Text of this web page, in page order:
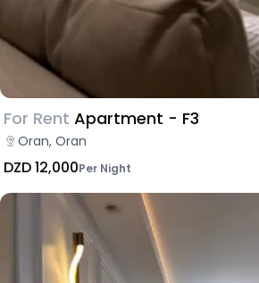
For Rent Apartment - F3
Oran, Oran
DZD 12,000Per Night